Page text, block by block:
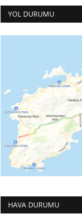
YOL DURUMU
HAVA DURUMU